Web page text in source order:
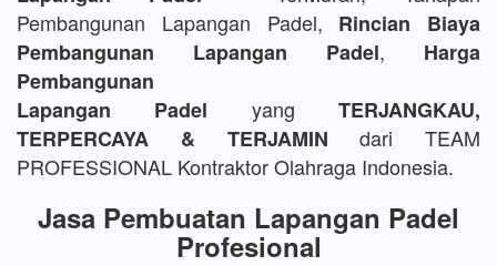
Pembangunan Lapangan Padel, Rincian Biaya
Pembangunan Lapangan Padel, Harga
Pembangunan
Lapangan Padel yangTERJANGKAU,
TERPERCAYA & TERJAMIN dari TEAM
PROFESSIONAL Kontraktor Olahraga Indonesia.
Jasa Pembuatan Lapangan Padel
Profesional